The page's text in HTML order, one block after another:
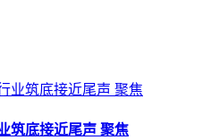
筑底接近尾声 聚焦